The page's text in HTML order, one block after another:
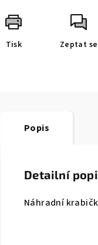
Tisk Zeptat se
Popis
Detailní
Náhradní